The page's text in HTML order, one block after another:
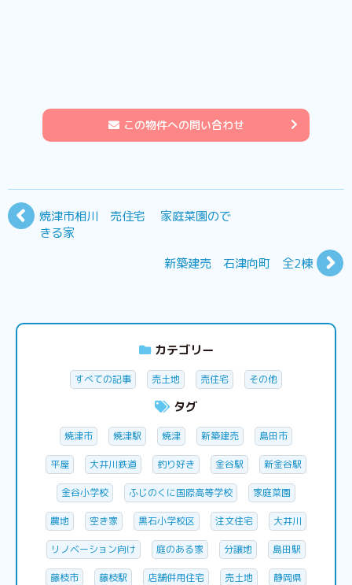
この物件への問い合わせ
焼津市相川 売住宅 家庭菜園ので
きる家
新築建売 石津向町 全2棟
カテゴリー
すべての記事 売土地 売住宅 その他
タグ
焼津市 焼津駅 焼津 新築建売 島田市
平屋 大井川鉄道 釣り好き 金谷駅 新金谷駅
金谷小学校 ふじのくに国際高等学校 家庭菜園
農地 空き家 黒石小学校区 注文住宅 大井川
リノベーション向け 庭のある家 分譲地 島田駅
藤枝市 藤枝駅 店舗併用住宅 売土地 静岡県